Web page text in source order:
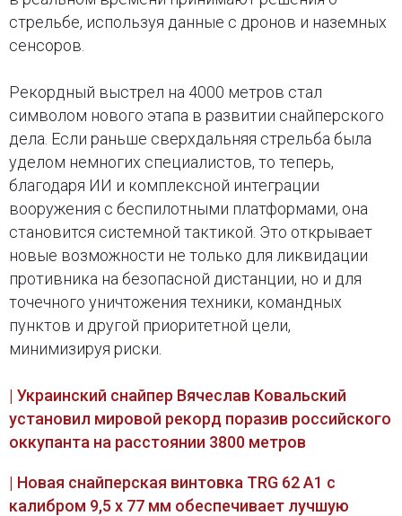
стрельбе, используя данные с дронов и наземных
сенсоров.
Рекордный выстрел на 4000 метров стал
символом нового этапа в развитии снайперского
дела. Если раньше сверхдальняя стрельба была
уделом немногих специалистов, то теперь,
благодаря ИИ и комплексной интеграции
вооружения с беспилотными платформами, она
становится системной тактикой. Это открывает
новые возможности не только для ликвидации
противника на безопасной дистанции, но и для
точечного уничтожения техники, командных
пунктов и другой приоритетной цели,
минимизируя риски.
| Украинский снайпер Вячеслав Ковальский
установил мировой рекорд поразив российского
оккупанта на расстоянии 3800 метров
| Новая снайперская винтовка TRG 62 A1 с
калибром 9,5 x 77 мм обеспечивает лучшую